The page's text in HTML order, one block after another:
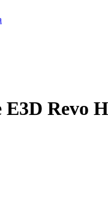
E3D Revo